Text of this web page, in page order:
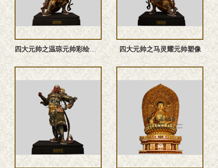
四大元帅之温琼元帅‌彩绘神像 四大元帅之马灵耀元帅塑像